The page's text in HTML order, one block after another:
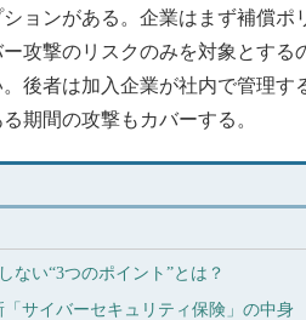
ョンがある。企業はまず補償ポ
攻撃のリスクのみを対象とする
後者は加入企業が社内で管理す
期間の攻撃もカバーする。
ない“3つのポイント”とは？
サイバーセキュリティ保険」の中身